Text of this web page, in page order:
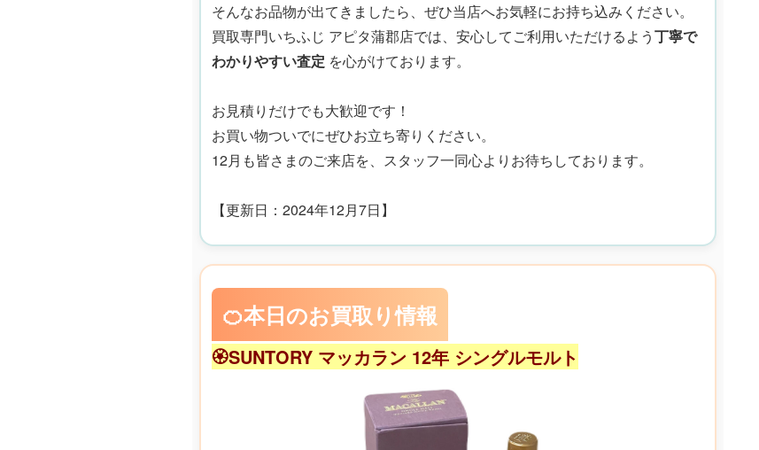
そんなお品物が出てきましたら、ぜひ当店へお気軽にお持ち込みください。
買取専門いちふじ アピタ蒲郡店では、安心してご利用いただけるよう丁寧で
わかりやすい査定 を心がけております。
お見積りだけでも大歓迎です！
お買い物ついでにぜひお立ち寄りください。
12月も皆さまのご来店を、スタッフ一同心よりお待ちしております。
【更新日：2024年12月7日】
🍊本日のお買取り情報
🏵️SUNTORY マッカラン 12年 シングルモルト